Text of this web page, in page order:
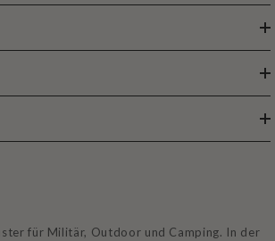
für Militär, Outdoor und Camping. In der